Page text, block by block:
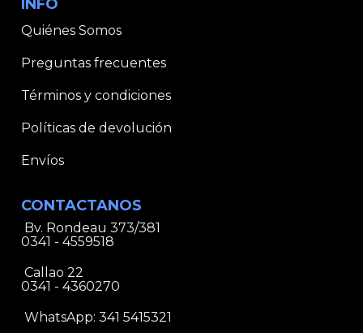
INFO
Quiénes Somos
Preguntas frecuentes
Términos y condiciones
Políticas de devolución
Envíos
CONTACTANOS
Bv. Rondeau 373/381
0341 - 4559518
Callao 22
0341 - 4360270
WhatsApp: 341 5415321